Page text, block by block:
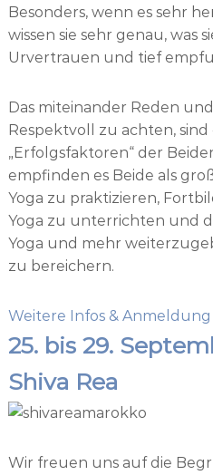
Besonders, wenn es sehr
wissen sie sehr genau, was
Urvertrauen und tief
Das miteinander Reden
Respektvoll zu achten,
„Erfolgsfaktoren“ der
empfinden es Beide als
Yoga zu praktizieren,
Yoga zu unterrichten und
Yoga und mehr
zu bereichern.
Weitere Infos & Anmeldung
25. bis 29.
Shiva Rea
Wir freuen uns auf die